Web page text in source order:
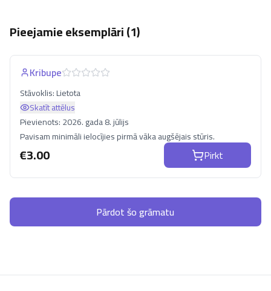
Pieejamie eksemplāri (1)
Kribupe
Stāvoklis:Lietota
Skatīt attēlus
Pievienots:2026. gada 8. jūlijs
Pavisam minimāli ielocījies pirmā vāka augšējais stūris.
€3.00 Pirkt
Pārdot šo grāmatu